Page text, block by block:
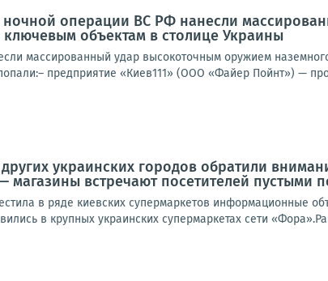
ночной операции ВС РФ нанесли
объектам в столице Украины
массированный удар высокоточным оружием
предприятие «Киев111» (ООО «Файер Пойнт») —
украинских городов обратили
магазины встречают посетителей пустыми
в ряде киевских супермаркетов информационные
в крупных украинских супермаркетах сети